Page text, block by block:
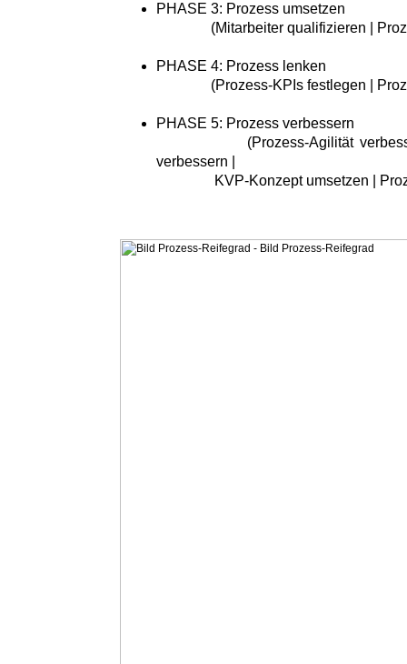
PHASE 3: Prozess umsetzen
(Mitarbeiter qualifizieren |
PHASE 4: Prozess lenken
(Prozess-KPIs festlegen |
PHASE 5: Prozess verbessern
(Prozess-Agilität verbessern
verbessern |
KVP-Konzept umsetzen |